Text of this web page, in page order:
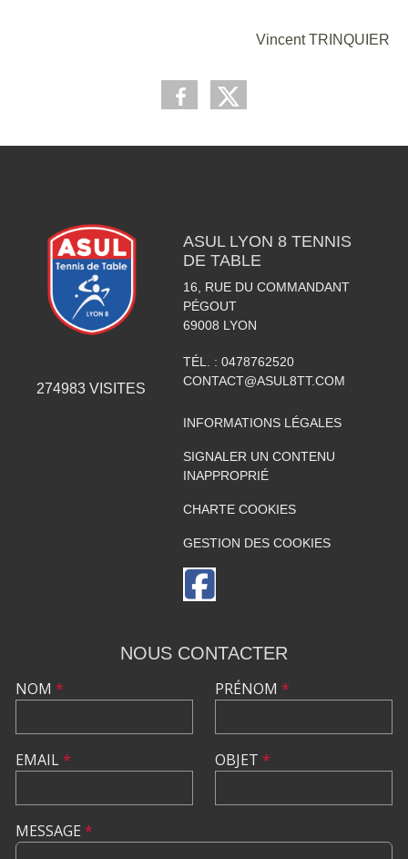
Vincent TRINQUIER
274983 VISITES
ASUL LYON 8 TENNIS
DE TABLE
16, RUE DU COMMANDANT
PÉGOUT
69008 LYON
TÉL. : 0478762520
CONTACT@ASUL8TT.COM
INFORMATIONS LÉGALES
SIGNALER UN CONTENU
INAPPROPRIÉ
CHARTE COOKIES
GESTION DES COOKIES
NOUS CONTACTER
NOM *
EMAIL*
PRÉNOM *
OBJET *
MESSAGE *